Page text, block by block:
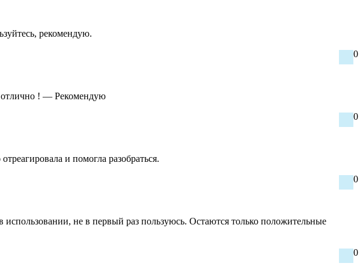
рекомендую.
0
отлично ! — Рекомендую
0
и помогла разобраться.
0
не в первый раз пользуюсь. Остаются только положительные
0